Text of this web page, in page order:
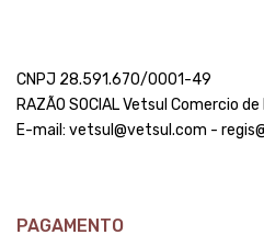
CNPJ 28.591.670/0001-49
RAZÃO SOCIAL Vetsul Comercio
E-mail: vetsul@vetsul.com -
PAGAMENTO